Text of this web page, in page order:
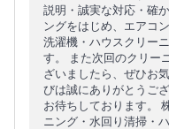
説明・誠実な対応・確
ングをはじめ、エアコ
洗濯機・ハウスクリー
す。 また次回のクリー
ざいましたら、ぜひお
びは誠にありがとうご
お待ちしております。
ニング・水回り清掃・